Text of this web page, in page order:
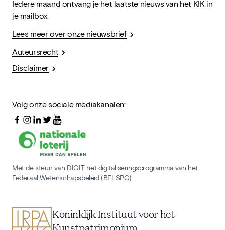
Iedere maand ontvang je het laatste nieuws van het KIK in
je mailbox.
Lees meer over onze nieuwsbrief
Auteursrecht
Disclaimer
Volg onze sociale mediakanalen:
Met de steun van DIGIT, het digitaliseringsprogramma van het
Federaal Wetenschapsbeleid (BELSPO)
Koninklijk Instituut voor het